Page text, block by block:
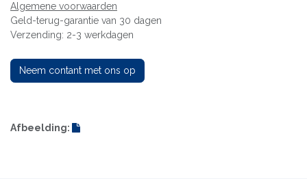
Algemene voorwaarden
Geld-terug-garantie van 30 dagen
Verzending: 2-3 werkdagen
Neem contant met ons op
Afbeelding: